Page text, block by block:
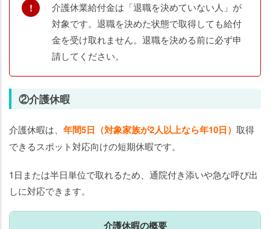
介護休業給付金は「退職を決めていない人」が
対象です。退職を決めた状態で取得しても給付
金を受け取れません。退職を決める前に必ず申
請してください。
②介護休暇
介護休暇は、 年間5日（対象家族が2人以上なら年10日） 取得
できるスポット対応向けの短期休暇です。
1日または半日単位で取れるため、通院付き添いや急な呼び出
しに対応できます。
介護休暇の概要